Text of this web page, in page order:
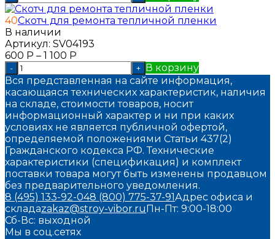
40Скотч для ремонта тепличной пленки
В наличии
Артикул: SV04193
600 Р – 1 100 Р
- + В корзину
Вся представленная на сайте информация,
касающаяся технических характеристик, наличия
на складе, стоимости товаров, носит
информационный характер и ни при каких
условиях не является публичной офертой,
определяемой положениями Статьи 437(2)
Гражданского кодекса РФ. Технические
характеристики (спецификация) и комплект
поставки товара могут быть изменены продавцом
без предварительного уведомления.
8 (495) 133-92-048 (800) 775-37-91Адрес офиса и
складаzakaz@stroy-vibor.ruПн-Пт: 9:00-18:00
Сб-Вс: выходной
Мы в соц.сетях